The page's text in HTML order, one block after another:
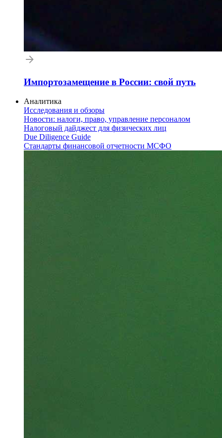
Импортозамещение в России: свой путь
Аналитика
Исследования и обзоры
Новости: налоги, право, управление персоналом
Налоговый дайджест для физических лиц
Due Diligence Guide
Стандарты финансовой отчетности МСФО